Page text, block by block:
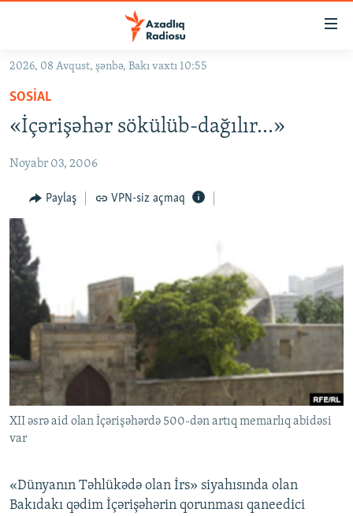
Əsas
qayıt
Əsas
naviqasiyaya
qayıt
GÜNDƏM
#İZAHLA
KORRUPSIOMETR
#ƏSLINDƏ
FƏRQƏ BAX
QANUNI DOĞRU
ARAŞDIRMA
MULTIMEDIA
VIDEO
FOTOQALEREYA
İNFOQRAFIKA
KARIKATURA
RADIO ARXIV
OXU ZALI
AZƏRBAYCAN ƏDƏBIYYATI KITABXANASI
İSLAM VƏ DEMOKRATIYA
İZ - MƏDƏNIYYƏT PROQRAMI
HAQQIMIZDA
MISSIYAMIZ
PEŞƏ ETIKASI VƏ JURNALISTIKA STANDARTLARIMIZ
MATERIALLARIMIZDAN ISTIFADƏ
BIZIMLƏ ƏLAQƏ
XƏBƏR BÜLLETENLƏRIMIZ
BIZI IZLƏ
2026, 08 Avqust, şənbə, Bakı vaxtı 10:55
SOSIAL
«İçərişəhər sökülüb-dağılır…»
Noyabr 03, 2006
Paylaş VPN-siz açmaq
XII əsrə aid olan İçərişəhərdə 500-dən artıq memarlıq abidəsi
var
«Dünyanın Təhlükədə olan İrs» siyahısında olan
Bakıdakı qədim İçərişəhərin qorunması qaneedici